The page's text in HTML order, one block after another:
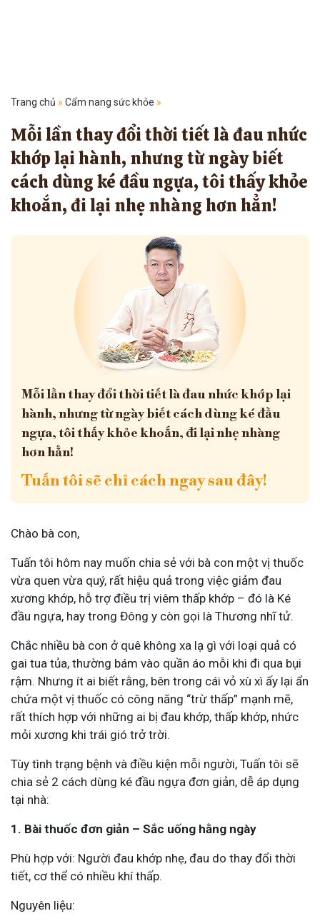
Trang chủ » Cẩm nang sức khỏe »
Mỗi lần thay đổi thời tiết là đau nhức
khớp lại hành, nhưng từ ngày biết
cách dùng ké đầu ngựa, tôi thấy khỏe
khoắn, đi lại nhẹ nhàng hơn hẳn!
Mỗi lần thay đổi thời tiết là đau nhức khớp lại
hành, nhưng từ ngày biết cách dùng ké đầu
ngựa, tôi thấy khỏe khoắn, đi lại nhẹ nhàng
hơn hẳn!
Tuấn tôi sẽ chỉ cách ngay sau đây!
Chào bà con,
Tuấn tôi hôm nay muốn chia sẻ với bà con một vị thuốc
vừa quen vừa quý, rất hiệu quả trong việc giảm đau
xương khớp, hỗ trợ điều trị viêm thấp khớp – đó là Ké
đầu ngựa, hay trong Đông y còn gọi là Thương nhĩ tử.
Chắc nhiều bà con ở quê không xa lạ gì với loại quả có
gai tua tủa, thường bám vào quần áo mỗi khi đi qua bụi
rậm. Nhưng ít ai biết rằng, bên trong cái vỏ xù xì ấy lại ẩn
chứa một vị thuốc có công năng “trừ thấp” mạnh mẽ,
rất thích hợp với những ai bị đau khớp, thấp khớp, nhức
mỏi xương khi trái gió trở trời.
Tùy tình trạng bệnh và điều kiện mỗi người, Tuấn tôi sẽ
chia sẻ 2 cách dùng ké đầu ngựa đơn giản, dễ áp dụng
tại nhà:
1. Bài thuốc đơn giản – Sắc uống hằng ngày
Phù hợp với: Người đau khớp nhẹ, đau do thay đổi thời
tiết, cơ thể có nhiều khí thấp.
Nguyên liệu: